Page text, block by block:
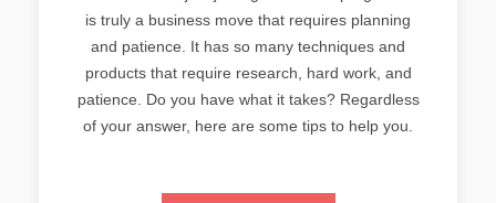
is truly a business move that requires planning
and patience. It has so many techniques and
products that require research, hard work, and
patience. Do you have what it takes? Regardless
of your answer, here are some tips to help you.